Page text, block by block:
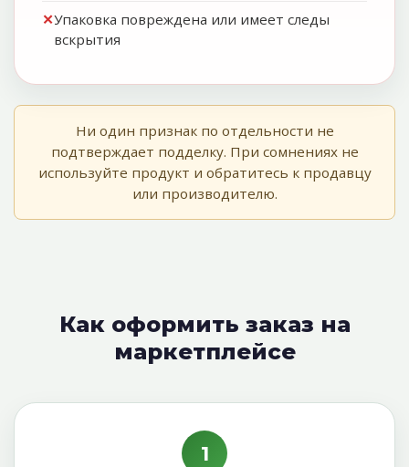
Упаковка повреждена или имеет следы
вскрытия
Ни один признак по отдельности не
подтверждает подделку. При сомнениях не
используйте продукт и обратитесь к продавцу
или производителю.
Как оформить заказ на
маркетплейсе
1